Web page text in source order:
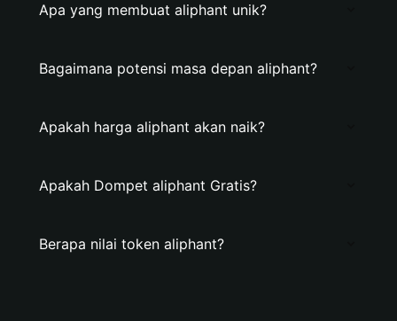
Apa yang membuat aliphant unik?
Bagaimana potensi masa depan aliphant?
Apakah harga aliphant akan naik?
Apakah Dompet aliphant Gratis?
Berapa nilai token aliphant?